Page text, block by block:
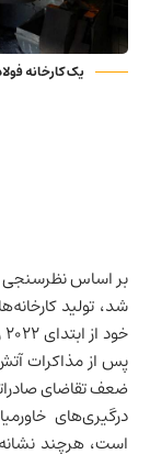
یک کارخانه
بر اساس نظرسنجی
شد، تولید
پس از مذاکرات
ضعف تقاضای
درگیری‌های
است، هرچند